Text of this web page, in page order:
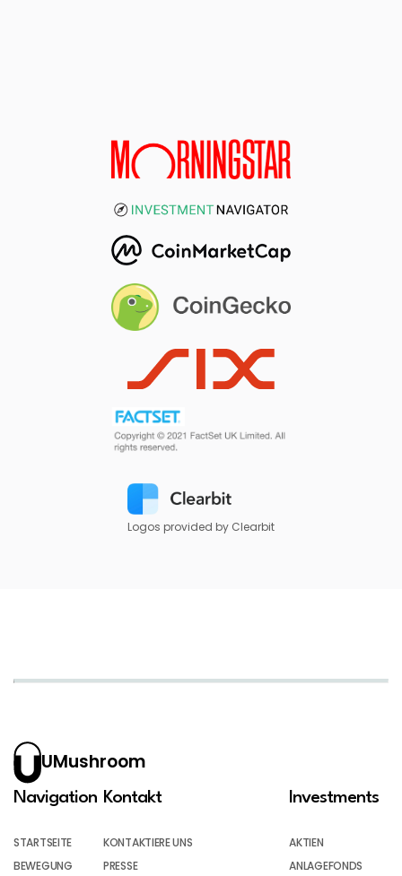
Logos provided by Clearbit
UMushroom
Navigation
STARTSEITE
BEWEGUNG
Kontakt
KONTAKTIERE UNS
PRESSE
Investments
AKTIEN
ANLAGEFONDS